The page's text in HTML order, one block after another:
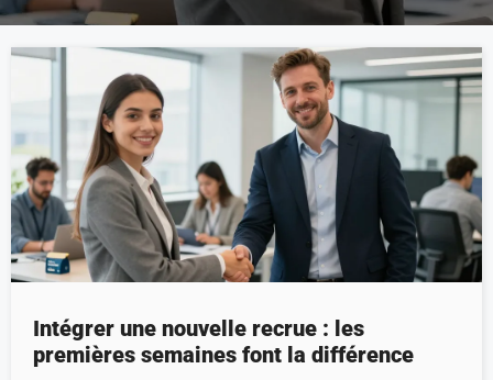
Intégrer une nouvelle recrue : les
premières semaines font la différence